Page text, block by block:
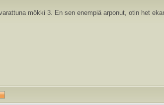
mökki 3. En sen enempiä arponut, otin het